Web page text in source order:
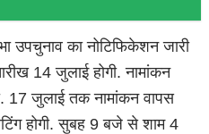
उपचुनाव का नोटिफिकेशन जारी
14 जुलाई होगी. नामांकन
17 जुलाई तक नामांकन वापस
होगी. सुबह 9 बजे से शाम 4